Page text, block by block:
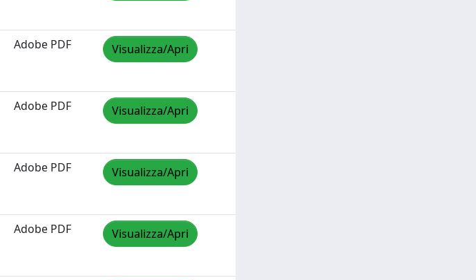
Adobe PDF Visualizza/Apri
Adobe PDF Visualizza/Apri
Adobe PDF Visualizza/Apri
Adobe PDF Visualizza/Apri